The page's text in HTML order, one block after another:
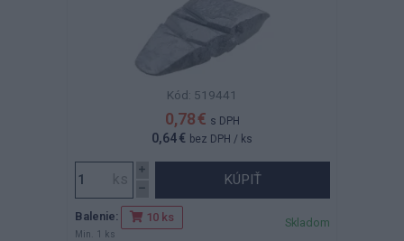
Kód: 519441
0,78 € s DPH
0,64 € bez DPH / ks
KÚPIŤ
Balenie: 10 ks
Min. 1 ks
Skladom